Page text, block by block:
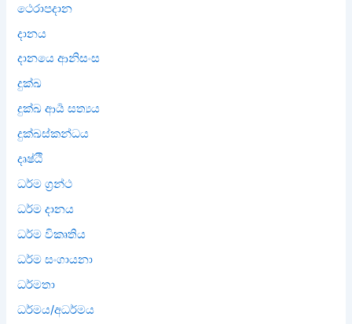
ථෙරාපදාන
දානය
දානයෙ ආනිසංස
දුක්ඛ
දුක්ඛ ආර්‍ය සත්‍යය
දුක්ඛස්කන්ධය
දෘෂ්ඨි
ධර්ම ග්‍රන්ථ
ධර්ම දානය
ධර්ම විකෘතිය
ධර්ම සංගායනා
ධර්මතා
ධර්මය/අධර්මය